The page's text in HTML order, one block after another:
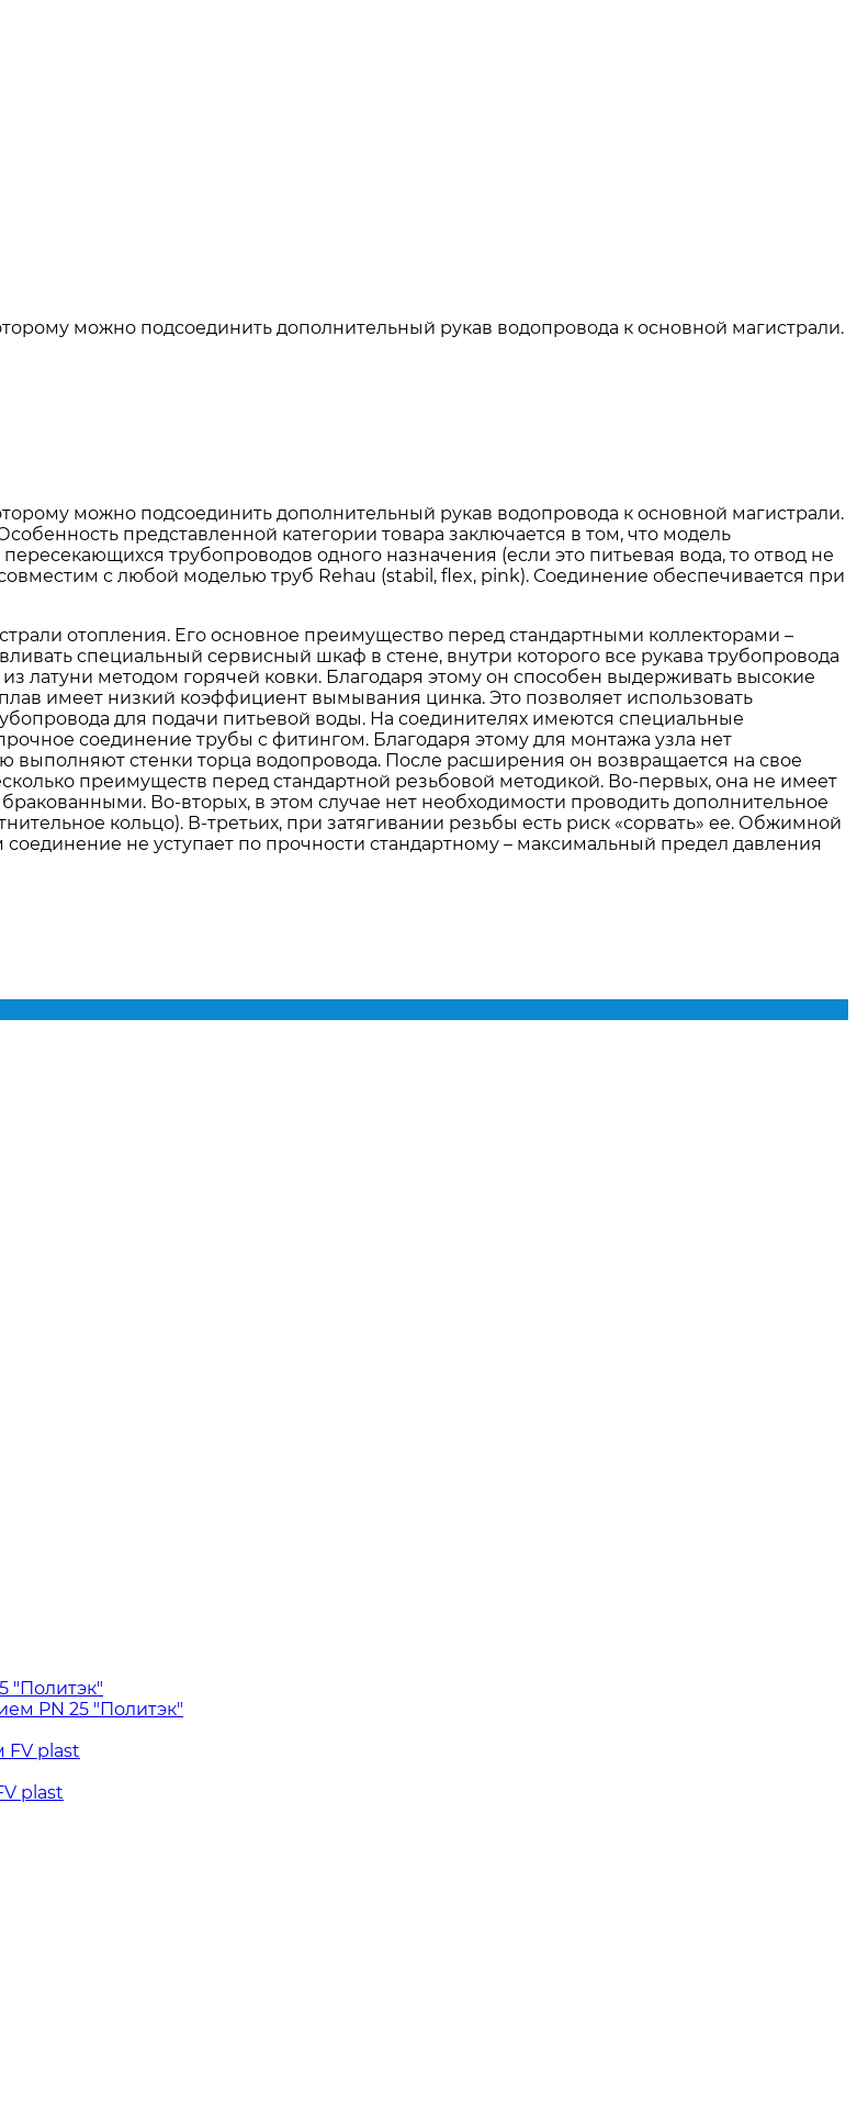
можно подсоединить дополнительный рукав водопровода к основной магистрали.
можно подсоединить дополнительный рукав водопровода к основной магистрали.
представленной категории товара заключается в том, что модель
трубопроводов одного назначения (если это питьевая вода, то отвод не
с любой моделью труб Rehau (stabil, flex, pink). Соединение обеспечивается при
отопления. Его основное преимущество перед стандартными коллекторами –
специальный сервисный шкаф в стене, внутри которого все рукава трубопровода
латуни методом горячей ковки. Благодаря этому он способен выдерживать высокие
имеет низкий коэффициент вымывания цинка. Это позволяет использовать
для подачи питьевой воды. На соединителях имеются специальные
соединение трубы с фитингом. Благодаря этому для монтажа узла нет
выполняют стенки торца водопровода. После расширения он возвращается на свое
преимуществ перед стандартной резьбовой методикой. Во-первых, она не имеет
Во-вторых, в этом случае нет необходимости проводить дополнительное
кольцо). В-третьих, при затягивании резьбы есть риск «сорвать» ее. Обжимной
не уступает по прочности стандартному – максимальный предел давления
"Политэк"
PN 25 "Политэк"
FV plast
plast